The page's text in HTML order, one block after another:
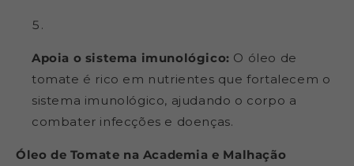
Apoia o sistema imunológico: O óleo de
tomate é rico em nutrientes que fortalecem o
sistema imunológico, ajudando o corpo a
combater infecções e doenças.
Óleo de Tomate na Academia e Malhação